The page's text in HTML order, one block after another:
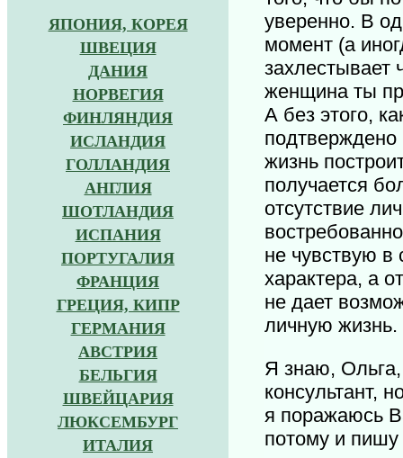
ЯПОНИЯ, КОРЕЯ
ШВЕЦИЯ
ДАНИЯ
НОРВЕГИЯ
ФИНЛЯНДИЯ
ИСЛАНДИЯ
ГОЛЛАНДИЯ
АНГЛИЯ
ШОТЛАНДИЯ
ИСПАНИЯ
ПОРТУГАЛИЯ
ФРАНЦИЯ
ГРЕЦИЯ, КИПР
ГЕРМАНИЯ
АВСТРИЯ
БЕЛЬГИЯ
ШВЕЙЦАРИЯ
ЛЮКСЕМБУРГ
ИТАЛИЯ
уверенно. В
момент (а
захлестывает
женщина ты
А без этого,
жизнь
получается
отсутствие
не чувствую в
характера, а
не дает
личную жизнь.
Я знаю,
консультант,
я поражаюсь
потому и